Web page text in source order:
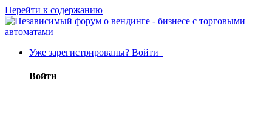
Перейти к содержанию
Уже зарегистрированы? Войти
Войти